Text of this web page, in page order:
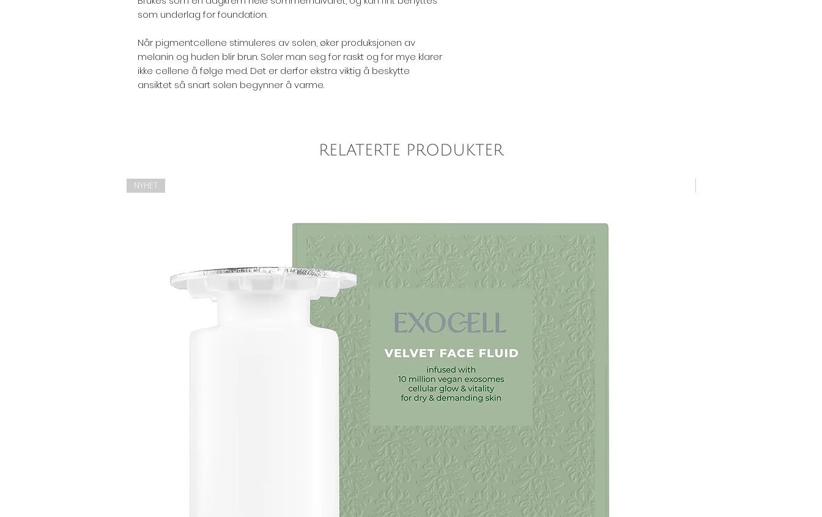
som underlag for foundation.
Når pigmentcellene stimuleres av solen, øker produksjonen av
melanin og huden blir brun. Soler man seg for raskt og for mye klarer
ikke cellene å følge med. Det er derfor ekstra viktig å beskytte
ansiktet så snart solen begynner å varme.
RELATERTE PRODUKTER
NYHET